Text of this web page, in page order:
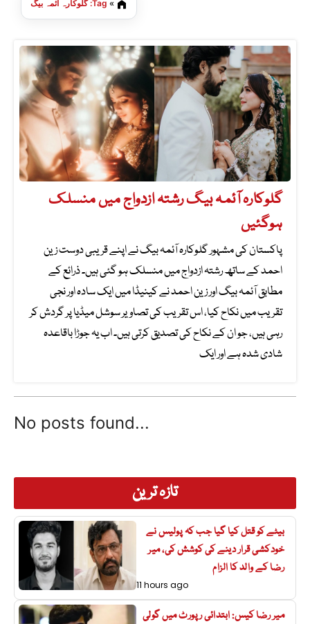
» Tag: گلوکارہ آئمہ بیگ
تازہ ترین
بیٹے کو قتل کیا گیا جب کہ پولیس نے
خودکشی قرار دینے کی کوشش کی، میر
رضا کے والد کا الزام
11 hours ago
میر رضا کیس: ابتدائی رپورٹ میں گولی
گلوکارہ آئمہ بیگ رشتہ ازدواج میں منسلک
ہوگئیں
پاکستان کی مشہور گلوکارہ آئمہ بیگ نے اپنے قریبی دوست زین
احمد کے ساتھ رشتہ ازدواج میں منسلک ہو گئی ہیں۔ ذرائع کے
مطابق آئمہ بیگ اور زین احمد نے کینیڈا میں ایک سادہ اور نجی
تقریب میں نکاح کیا، اس تقریب کی تصاویر سوشل میڈیا پر گردش کر
رہی ہیں، جو ان کے نکاح کی تصدیق کرتی ہیں۔ اب یہ جوڑا باقاعدہ
شادی شدہ ہے اور ایک
No posts found...